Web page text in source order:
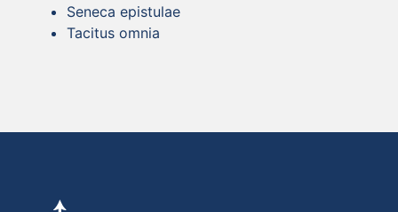
Seneca epistulae
Tacitus omnia